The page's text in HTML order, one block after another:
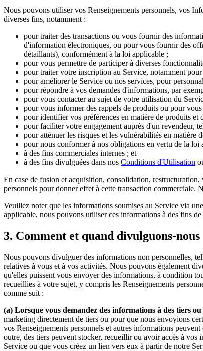
Nous pouvons utiliser vos Renseignements personnels, vos
diverses fins, notamment :
pour traiter des transactions ou vous fournir des
d'information électroniques, ou pour vous fournir des
détaillants), conformément à la loi applicable ;
pour vous permettre de participer à diverses
pour traiter votre inscription au Service, notamment
pour améliorer le Service ou nos services, pour
pour répondre à vos demandes d'informations, par
pour vous contacter au sujet de votre utilisation du
pour vous informer des rappels de produits ou pour
pour identifier vos préférences en matière de produits
pour faciliter votre engagement auprès d'un revendeur,
pour atténuer les risques et les vulnérabilités en matière
pour nous conformer à nos obligations en vertu de la loi
à des fins commerciales internes ; et
à des fins divulguées dans nos Conditions d'Utilisation
En case de fusion et acquisition, consolidation,
personnels pour donner effet à cette transaction commerciale.
Veuillez noter que les informations soumises au Service via
applicable, nous pouvons utiliser ces informations à des fins
3. Comment et quand divulguons-
Nous pouvons divulguer des informations non personnelles,
relatives à vous et à vos activités. Nous pouvons également
qu'elles puissent vous envoyer des informations, à condition
recueillies à votre sujet, y compris les Renseignements
comme suit :
(a) Lorsque vous demandez des informations à des tiers
marketing directement de tiers ou pour que nous envoyions
vos Renseignements personnels et autres informations
outre, des tiers peuvent stocker, recueillir ou avoir accès à
Service ou que vous créez un lien vers eux à partir de notre